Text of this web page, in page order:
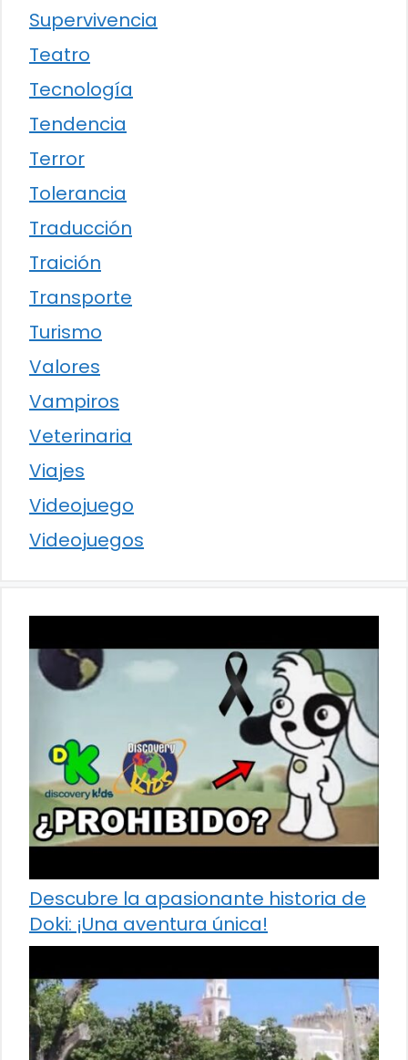
Supervivencia
Teatro
Tecnología
Tendencia
Terror
Tolerancia
Traducción
Traición
Transporte
Turismo
Valores
Vampiros
Veterinaria
Viajes
Videojuego
Videojuegos
Descubre la apasionante historia de
Doki: ¡Una aventura única!